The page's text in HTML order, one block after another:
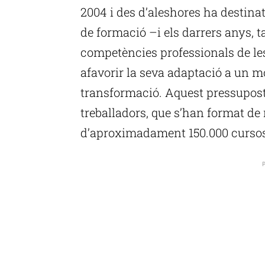
2004 i des d’aleshores ha
de formació –i els darrers anys,
competències professionals de
afavorir la seva adaptació a un
transformació. Aquest
treballadors, que s’han format
d’aproximadament 150.000